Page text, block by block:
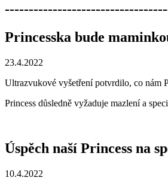
Princesska bude
23.4.2022
Ultrazvukové vyšetření potvrdilo, co nám
Princess důsledně vyžaduje mazlení a
Úspěch naší Princess na
10.4.2022